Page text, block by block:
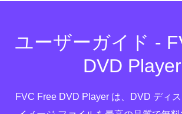
ユーザーガイド -
DVD Player
FVC Free DVD Player は、DVD ディ